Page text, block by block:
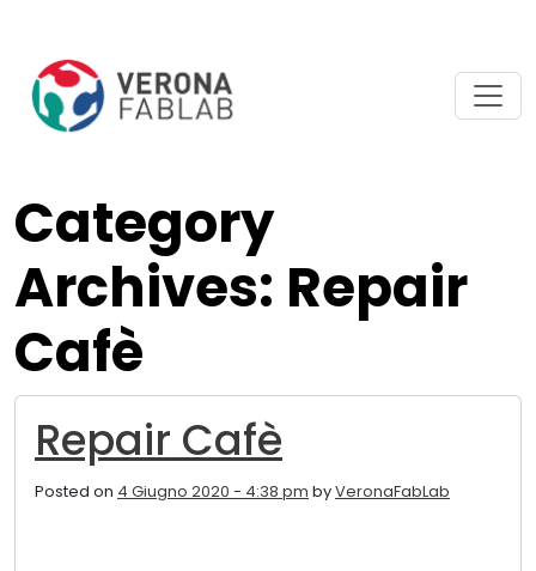
contenuto
principale
Category
Archives: Repair
Cafè
Repair Cafè
Posted on 4 Giugno 2020 - 4:38 pm byVeronaFabLab